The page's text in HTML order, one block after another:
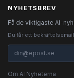
NYHETSBREV
Få de viktigaste AI-
Du får ett
Om AI Nyheterna